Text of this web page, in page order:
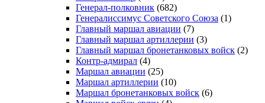
Генерал-полковник (682)
Генералиссимус Советского Союза (1)
Главный маршал авиации (7)
Главный маршал артиллерии (3)
Главный маршал бронетанковых войск (2)
Контр-адмирал (4)
Маршал авиации (25)
Маршал артиллерии (10)
Маршал бронетанковых войск (6)